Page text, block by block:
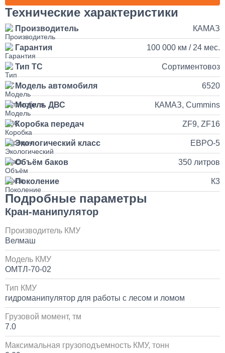
Наращивание кузова и бортов на КАМАЗ
150 000
от 5 до 10 дней
Установка и подключение рации с антенной на КАМАЗ
35 000
1 день
Установка продувочного пистолета в кабину
3 500
Установка системы контроля положения
самосвального кузова
Технические характеристики
Производитель КАМАЗ
Гарантия 100 000 км / 24 мес.
Тип ТС Сортиментовоз
Модель автомобиля 6520
Модель ДВС КАМАЗ, Cummins
Коробка передач ZF9, ZF16
Экологический класс ЕВРО-5
Объём баков 350 литров
Поколение К3
Подробные параметры
Кран-манипулятор
Производитель КМУ
Велмаш
Модель КМУ
ОМТЛ-70-02
Тип КМУ
гидроманипулятор для работы с лесом и ломом
Грузовой момент, тм
7.0
Максимальная грузоподъемность КМУ, тонн